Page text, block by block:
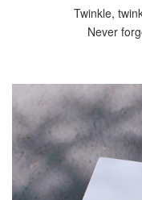
Twinkle,
Never